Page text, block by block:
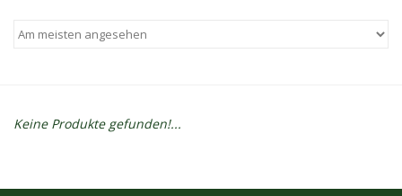
Kontakt
Keine Produkte gefunden!...